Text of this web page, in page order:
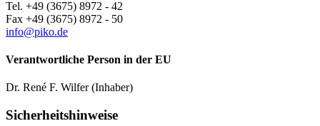
Tel. +49 (3675) 8972 - 42
Fax +49 (3675) 8972 - 50
info@piko.de
Verantwortliche Person in der EU
Dr. René F. Wilfer (Inhaber)
Sicherheitshinweise